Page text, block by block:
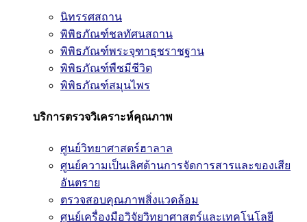
นิทรรศสถาน
พิพิธภัณฑ์ชลทัศนสถาน
พิพิธภัณฑ์พระจุฑาธุชราชฐาน
พิพิธภัณฑ์พืชมีชีวิต
พิพิธภัณฑ์สมุนไพร
บริการตรวจวิเคราะห์คุณภาพ
ศูนย์วิทยาศาสตร์ฮาลาล
ศูนย์ความเป็นเลิศด้านการจัดการสารและของเสีย
อันตราย
ตรวจสอบคุณภาพสิ่งแวดล้อม
ศูนย์เครื่องมือวิจัยวิทยาศาสตร์และเทคโนโลยี